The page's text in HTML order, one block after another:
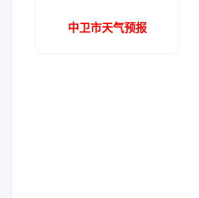
中卫市天气预报